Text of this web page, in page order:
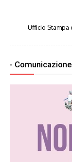
Ufficio
-